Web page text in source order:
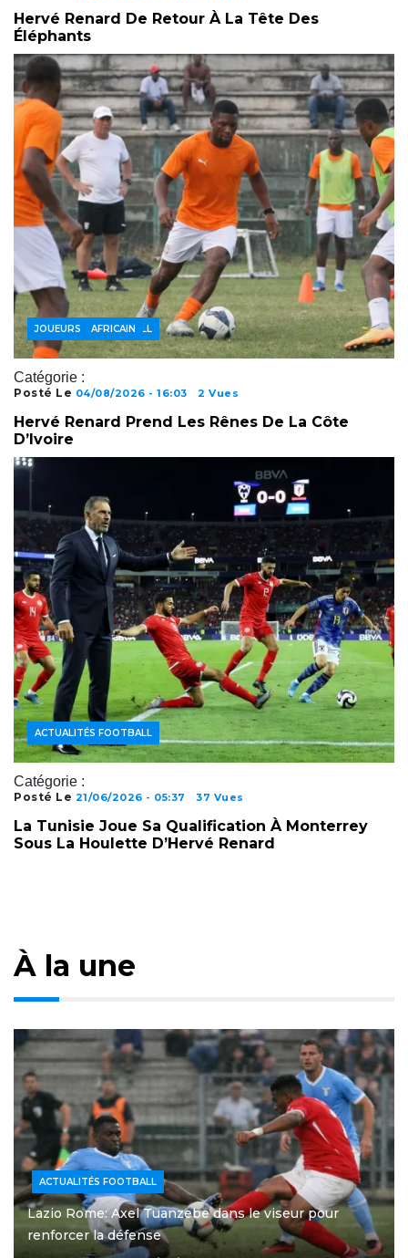
Hervé Renard De Retour À La Tête Des
Éléphants
Catégorie :
ACTUALITÉS FOOTBALL
FOOTBALL AFRICAIN
JOUEURS
Posté Le 04/08/2026 - 16:03 2 Vues
Hervé Renard Prend Les Rênes De La Côte
D’Ivoire
Catégorie :
ACTUALITÉS FOOTBALL
Posté Le 21/06/2026 - 05:37 37 Vues
La Tunisie Joue Sa Qualification À Monterrey
Sous La Houlette D’Hervé Renard
À la une
ACTUALITÉS FOOTBALL
Lazio Rome: Axel Tuanzebe dans le viseur pour
renforcer la défense